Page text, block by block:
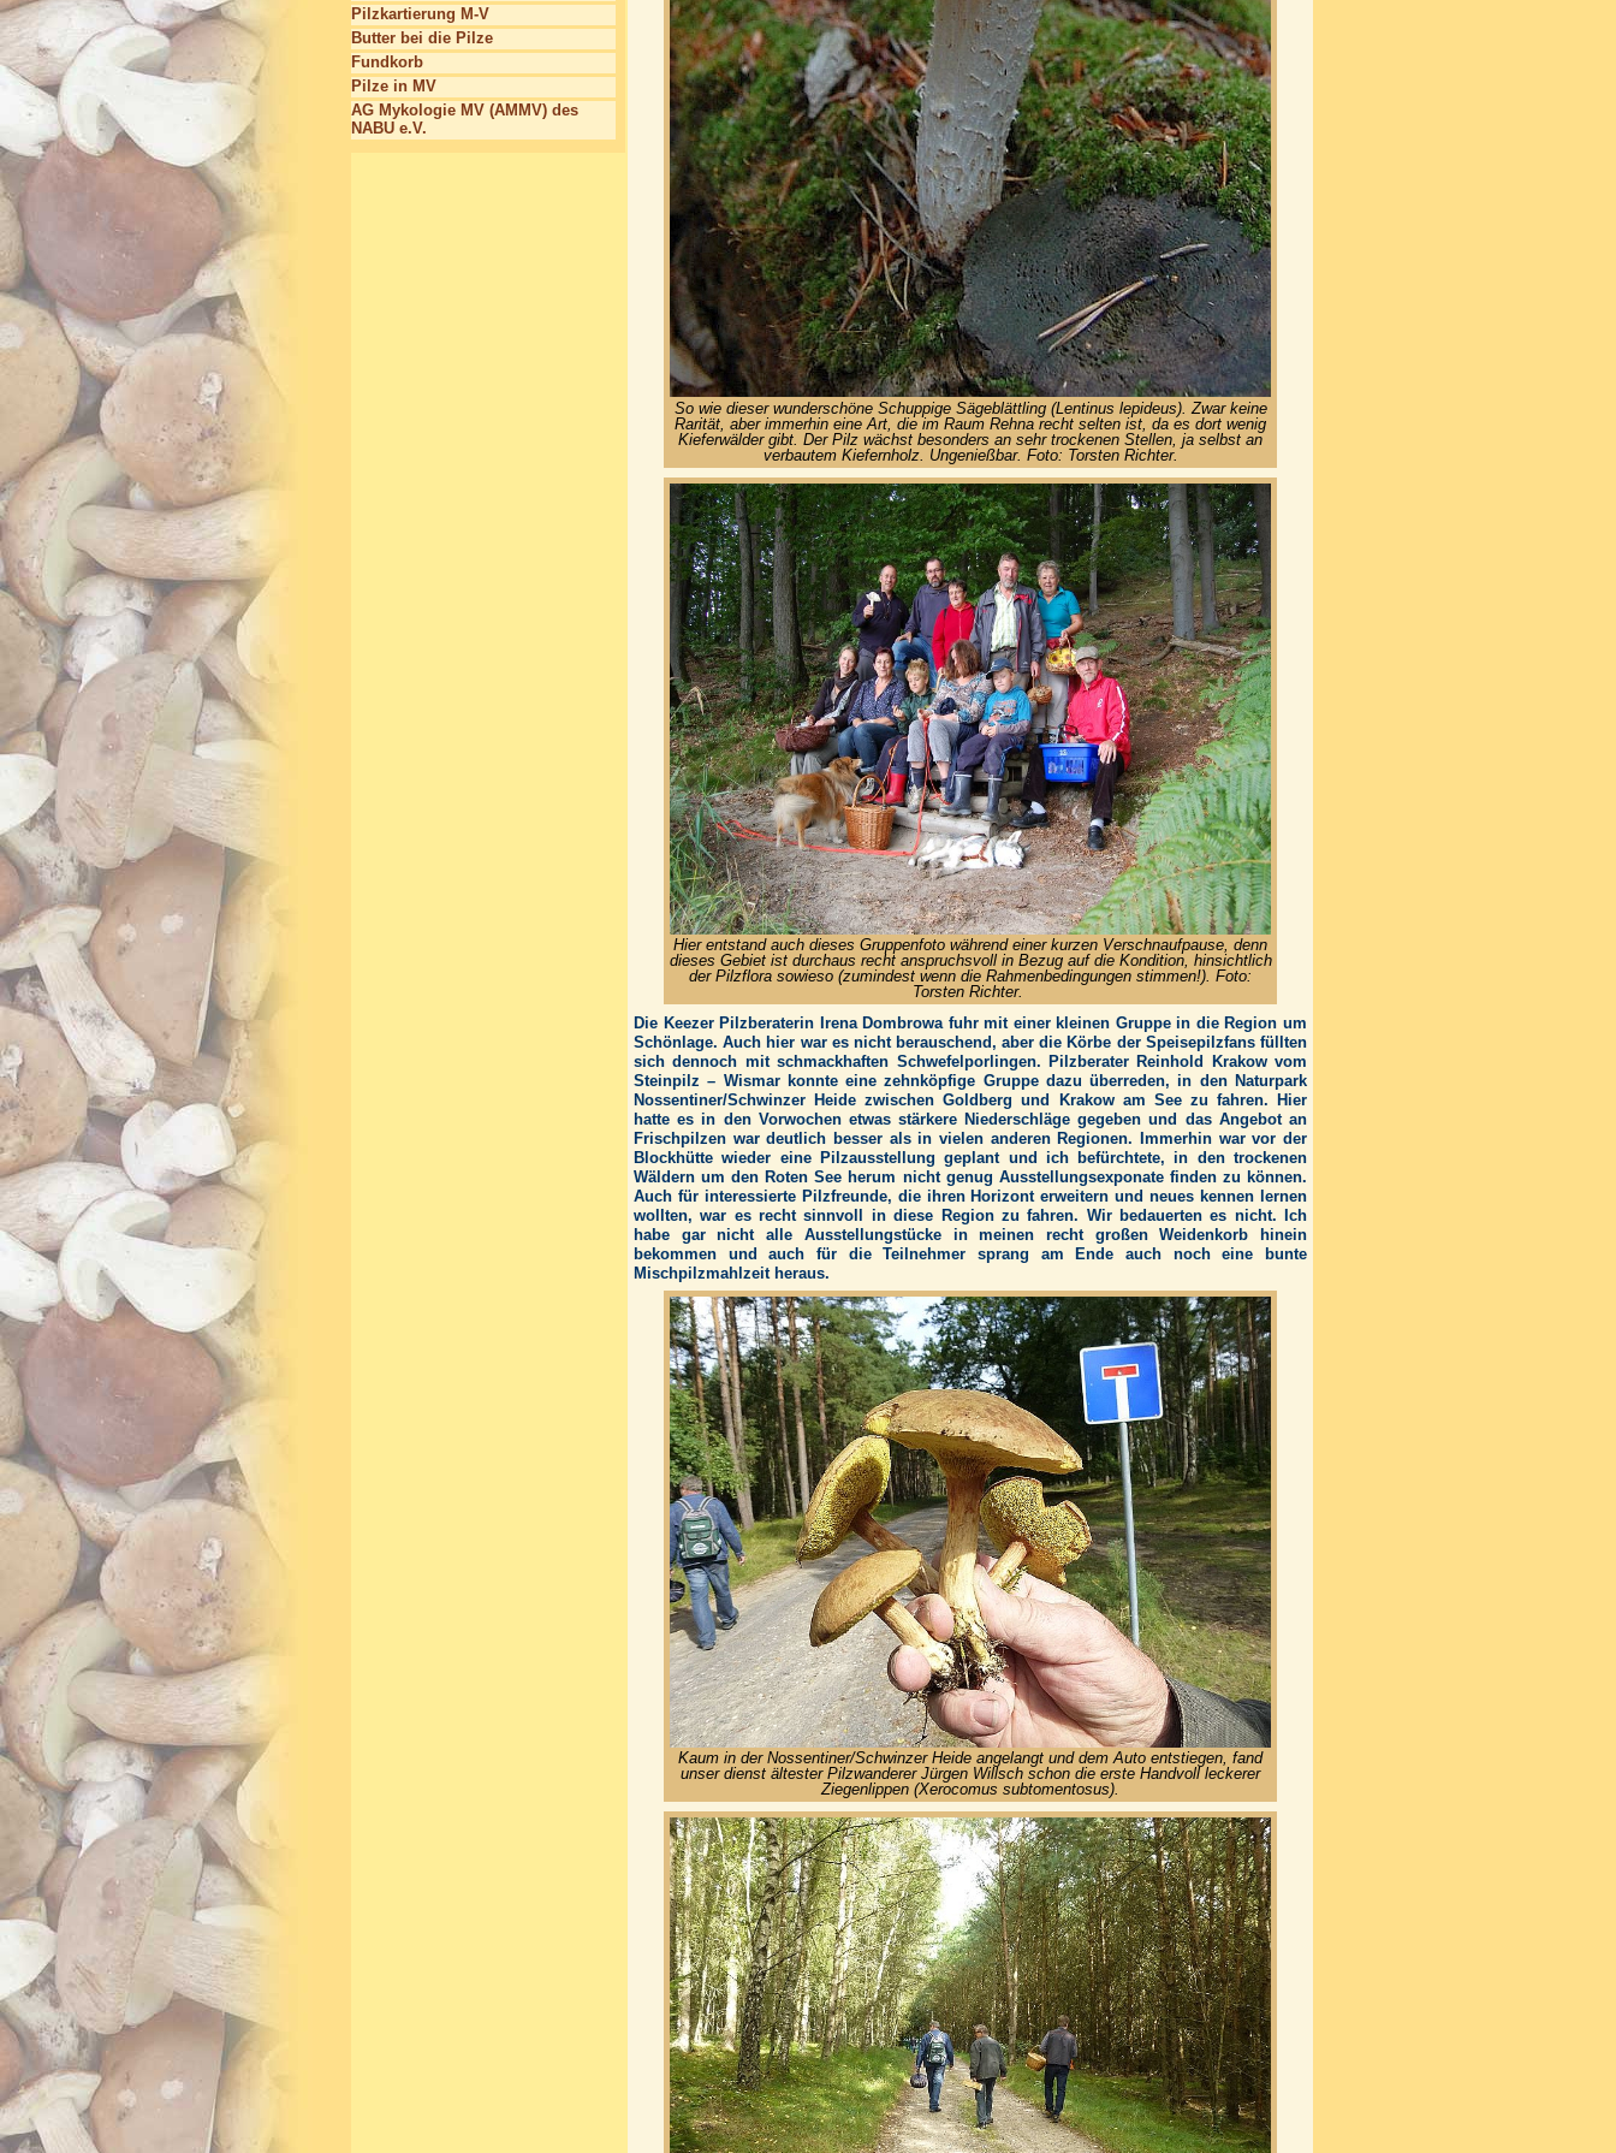
So wie dieser wunderschöne Schuppige Sägeblättling (Lentinus lepideus). Zwar keine
Rarität, aber immerhin eine Art, die im Raum Rehna recht selten ist, da es dort wenig
Kieferwälder gibt. Der Pilz wächst besonders an sehr trockenen Stellen, ja selbst an
verbautem Kiefernholz. Ungenießbar. Foto: Torsten Richter.
Hier entstand auch dieses Gruppenfoto während einer kurzen Verschnaufpause, denn
dieses Gebiet ist durchaus recht anspruchsvoll in Bezug auf die Kondition, hinsichtlich
der Pilzflora sowieso (zumindest wenn die Rahmenbedingungen stimmen!). Foto:
Torsten Richter.
Die Keezer Pilzberaterin Irena Dombrowa fuhr mit einer kleinen Gruppe in die Region um
Schönlage. Auch hier war es nicht berauschend, aber die Körbe der Speisepilzfans füllten
sich dennoch mit schmackhaften Schwefelporlingen. Pilzberater Reinhold Krakow vom
Steinpilz – Wismar konnte eine zehnköpfige Gruppe dazu überreden, in den Naturpark
Nossentiner/Schwinzer Heide zwischen Goldberg und Krakow am See zu fahren. Hier
hatte es in den Vorwochen etwas stärkere Niederschläge gegeben und das Angebot an
Frischpilzen war deutlich besser als in vielen anderen Regionen. Immerhin war vor der
Blockhütte wieder eine Pilzausstellung geplant und ich befürchtete, in den trockenen
Wäldern um den Roten See herum nicht genug Ausstellungsexponate finden zu können.
Auch für interessierte Pilzfreunde, die ihren Horizont erweitern und neues kennen lernen
wollten, war es recht sinnvoll in diese Region zu fahren. Wir bedauerten es nicht. Ich
habe gar nicht alle Ausstellungstücke in meinen recht großen Weidenkorb hinein
bekommen und auch für die Teilnehmer sprang am Ende auch noch eine bunte
Mischpilzmahlzeit heraus.
Kaum in der Nossentiner/Schwinzer Heide angelangt und dem Auto entstiegen, fand
unser dienst ältester Pilzwanderer Jürgen Willsch schon die erste Handvoll leckerer
Ziegenlippen (Xerocomus subtomentosus).
Pilzkartierung M-V
Butter bei die Pilze
Fundkorb
Pilze in MV
AG Mykologie MV (AMMV) des
NABU e.V.